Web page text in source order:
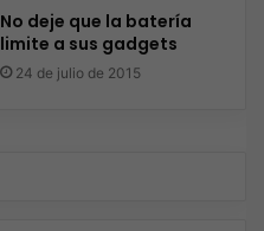
No deje que la batería
limite a sus gadgets
24 de julio de 2015